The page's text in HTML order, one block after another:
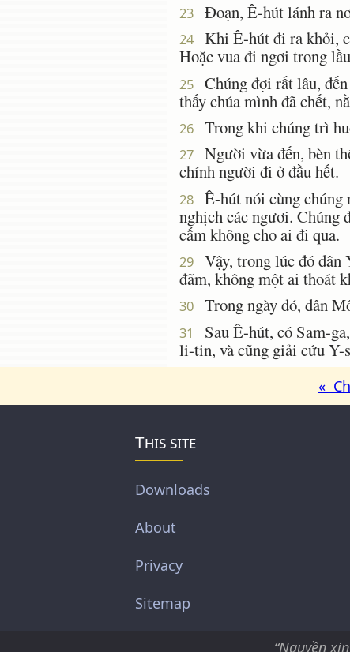
23 Ðoạn, Ê-hút lánh ra
24
Khi Ê-hút đi ra khỏi,
Hoặc vua đi ngơi trong
25
Chúng đợi rất lâu,
thấy chúa mình đã chết,
26 Trong khi chúng trì
27
Người vừa đến, bèn
chính người đi ở đầu hết.
28
Ê-hút nói cùng chúng
nghịch các ngươi. Chúng
cấm không cho ai đi qua.
29
Vậy, trong lúc đó dân
đãm, không một ai thoát
30 Trong ngày đó, dân
31
Sau Ê-hút, có Sam-
li-tin, và cũng giải cứu Y-
«
This site
Downloads
About
Privacy
Sitemap
“Nguyền